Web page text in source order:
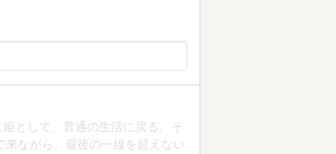
として、普通の生活に戻る。そ
ながら、最後の一線を超えない